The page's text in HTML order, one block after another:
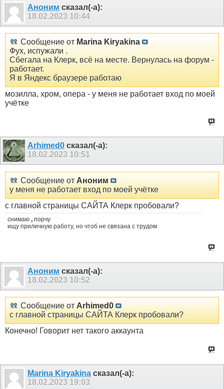
Аноним сказал(-а):
18.02.2023 10:44
Сообщение от Marina Kiryakina
Фух, испужали .
Сбегала на Клерк, всё на месте. Вернулась на форум -
работает.
Я в Яндекс браузере работаю
мозилла, хром, опера - у меня не работает вход по моей
учётке
Arhimed0 сказал(-а):
18.02.2023 10:51
Сообщение от Аноним
у меня не работает вход по моей учётке
с главной страницы САЙТА Клерк пробовали?
снимаю , порчу
ищу приличную работу, но чтоб не связана с трудом
Аноним сказал(-а):
18.02.2023 10:52
Сообщение от Arhimed0
с главной страницы САЙТА Клерк пробовали?
Конечно! Говорит нет такого аккаунта
Marina Kiryakina сказал(-а):
18.02.2023 19:03